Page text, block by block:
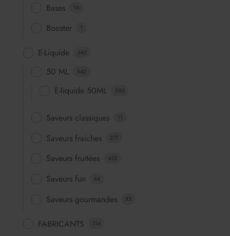
Bases 16
Booster 1
E-Liquide 542
50 ML 542
E-liquide 50ML 530
Saveurs classiques 11
Saveurs fraiches 277
Saveurs fruitées 453
Saveurs fun 64
Saveurs gourmandes 83
FABRICANTS 116